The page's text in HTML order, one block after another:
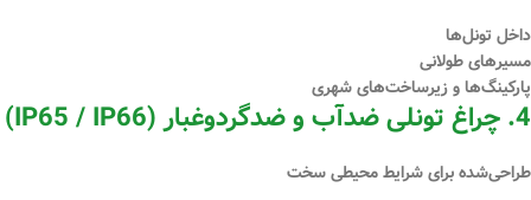
داخل تونل‌ها
مسیرهای طولانی
پارکینگ‌ها و زیرساخت‌های شهری
4. چراغ تونلی ضدآب و ضدگردوغبار (IP65 / IP66)
طراحی‌شده برای شرایط محیطی سخت